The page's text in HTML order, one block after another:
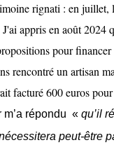
rignati : en
appris en août 2024
pour
rencontré un artisan
facturé 600 euros
m’a répondu « qu’il
peut-être